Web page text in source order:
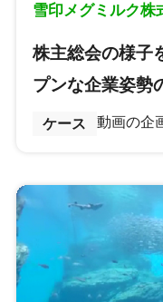
雪印メグミルク株
株主総会の様子
プンな企業姿勢
ケース 動画の企